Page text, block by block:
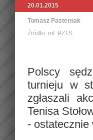
20.01.2015
Tomasz Pasternak
Źródło: inf. PZTS
Polscy
turnieju w
zgłaszali
Tenisa
- ostatecznie